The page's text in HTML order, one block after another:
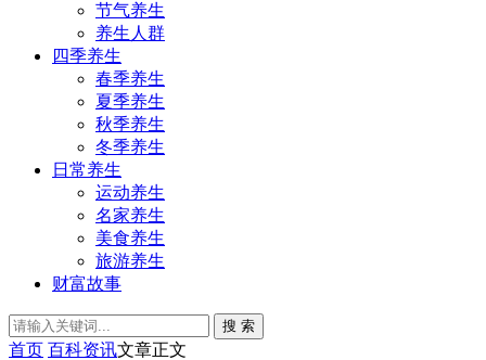
节气养生
养生人群
四季养生
春季养生
夏季养生
秋季养生
冬季养生
日常养生
运动养生
名家养生
美食养生
旅游养生
财富故事
搜 索
首页 百科资讯文章正文